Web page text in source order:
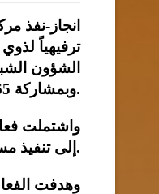
انجاز-نفذ
ترفيهياً
الشؤون
وبمشاركة 65 طالباً من مركز جنة الورد وشابات المركز وأبناء المجتمع المحلي.
واشتملت
إلى تنفيذ مسح للأسنان مع الدكتورة آلاء المومني.
وهدفت